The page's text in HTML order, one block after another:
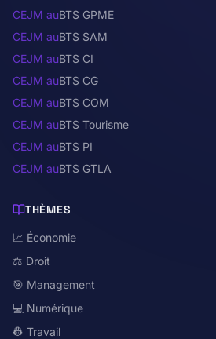
CEJM auBTS GPME
CEJM auBTS SAM
CEJM auBTS CI
CEJM auBTS CG
CEJM auBTS COM
CEJM auBTS Tourisme
CEJM auBTS PI
CEJM auBTS GTLA
THÈMES
📈 Économie
⚖️ Droit
🎯 Management
💻 Numérique
👷 Travail